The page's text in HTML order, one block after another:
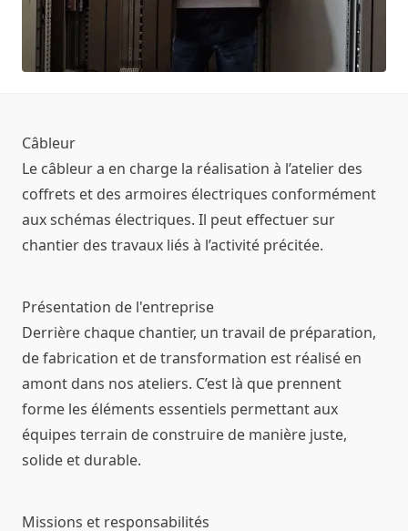
Câbleur
Le câbleur a en charge la réalisation à l’atelier des
coffrets et des armoires électriques conformément
aux schémas électriques. Il peut effectuer sur
chantier des travaux liés à l’activité précitée.
Présentation de l'entreprise
Derrière chaque chantier, un travail de préparation,
de fabrication et de transformation est réalisé en
amont dans nos ateliers. C’est là que prennent
forme les éléments essentiels permettant aux
équipes terrain de construire de manière juste,
solide et durable.
Missions et responsabilités